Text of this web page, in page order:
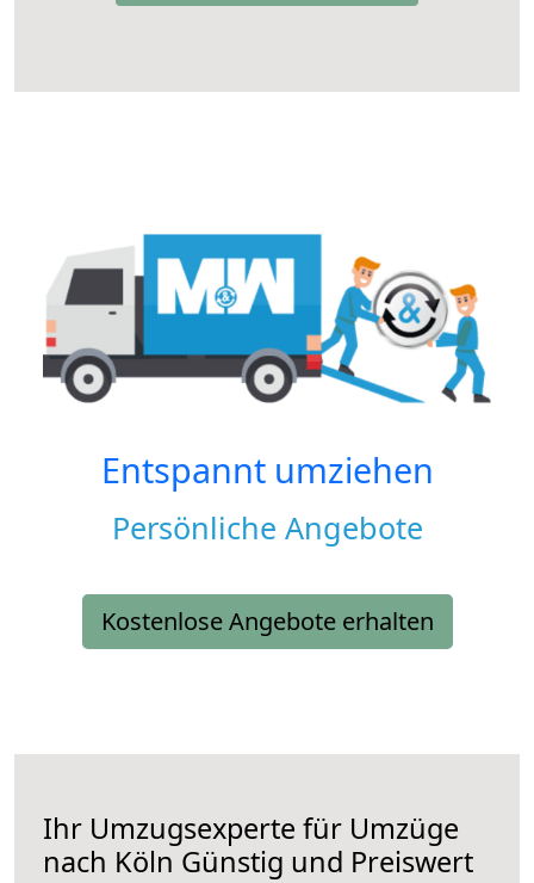
Entspannt umziehen
Persönliche Angebote
Kostenlose Angebote erhalten
Ihr Umzugsexperte für Umzüge
nach Köln Günstig und Preiswert